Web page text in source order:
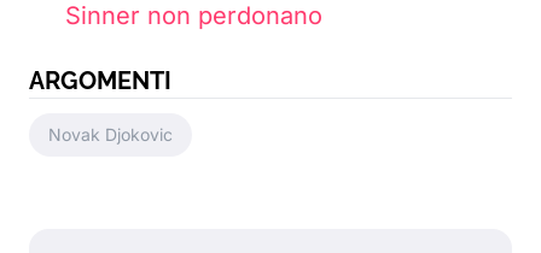
Sinner non perdonano
ARGOMENTI
Novak Djokovic